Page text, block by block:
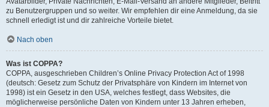
zu Benutzergruppen und so weiter. Wir empfehlen dir eine Anmeldung, da sie
schnell erledigt ist und dir zahlreiche Vorteile bietet.
Nach oben
Was ist COPPA?
COPPA, ausgeschrieben Children’s Online Privacy Protection Act of 1998
(deutsch: Gesetz zum Schutz der Privatsphäre von Kindern im Internet von
1998) ist ein Gesetz in den USA, welches festlegt, dass Websites, die
möglicherweise persönliche Daten von Kindern unter 13 Jahren erheben,